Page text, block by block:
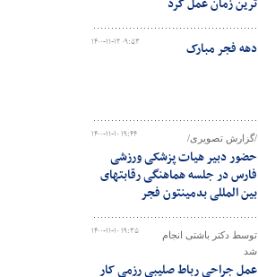
۱۴۰۰-۱۱-۱۲ ۰۹:۵۳ دهه فجر مبارک
۱۴۰۰-۱۱-۱۰ ۱۹:۴۴ /گزارش تصویری/
حضور دبیر هیات پزشکی ورزشی
فارس در جلسه هماهنگی رقابتهای
بین المللی بدمینتون فجر
۱۴۰۰-۱۱-۱۰ ۱۹:۳۵
توسط دکتر باشتی انجام
شد
عمل جراحی رباط صلیبی رزمی کار